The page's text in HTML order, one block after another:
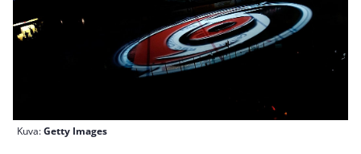
Kuva:Getty Images